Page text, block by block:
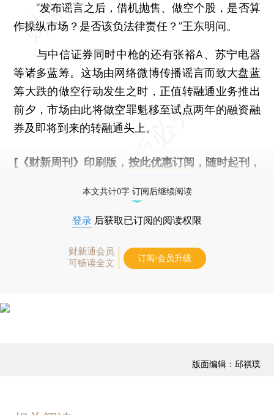
“发布谣言之后，借机抛售、做空个股，是否算
作操纵市场？是否该负法律责任？”王东明问。
与中信证券同时中枪的还有张裕A、苏宁电器
等诸多蓝筹。这场由网络微博传播谣言而致大盘蓝
筹大跌的做空行动发生之时，正值转融通业务推出
前夕，市场由此将做空罪魁移至试点两年的融资融
券及即将到来的转融通头上。
[《财新周刊》印刷版， 按此优惠订阅 ，随时起刊，
本文共计0字 订阅后继续阅读
登录 后获取已订阅的阅读权限
财新通会员
可畅读全文
订阅/会员升级
版面编辑：邱祺璞